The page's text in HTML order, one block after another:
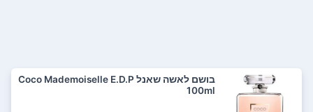
בושם לאשה שאנל Coco Mademoiselle E.D.P
100ml